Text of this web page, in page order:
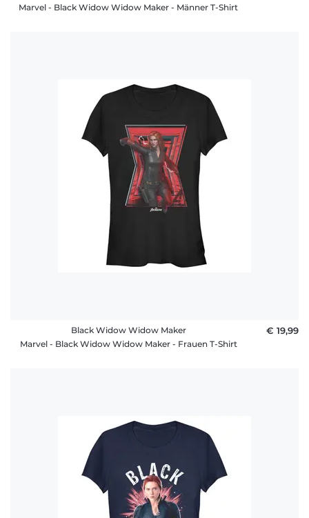
Marvel - Black Widow Widow Maker - Männer T-Shirt
Black Widow Widow Maker
Marvel - Black Widow Widow Maker - Frauen T-Shirt
€ 19,99